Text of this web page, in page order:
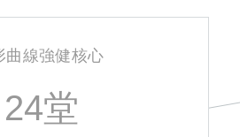
強健核心
堂